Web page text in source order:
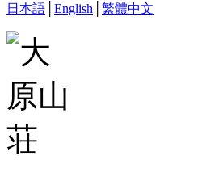
日本語 English 繁體中文